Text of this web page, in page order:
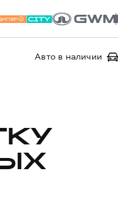
Авто в наличии